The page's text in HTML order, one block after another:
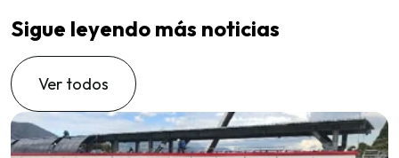
Sigue leyendo más noticias
Ver todos